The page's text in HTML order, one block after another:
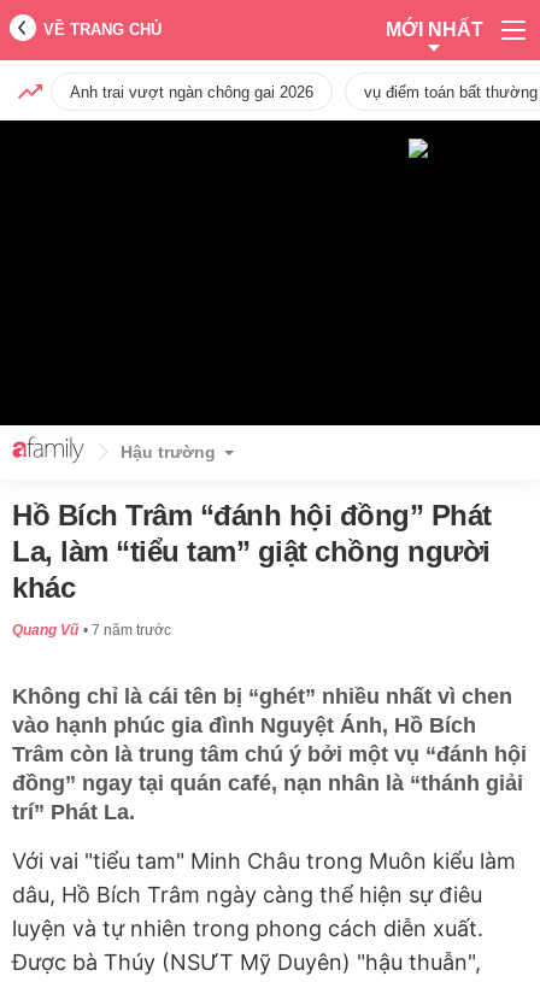
VỀ TRANG CHỦ MỚI NHẤT
Anh trai vượt ngàn chông gai 2026 vụ điểm toán bất
Hậu trường
Hồ Bích Trâm “đánh hội đồng” Phát
La, làm “tiểu tam” giật chồng người
khác
Quang Vũ 7 năm trước
Không chỉ là cái tên bị “ghét” nhiều nhất vì chen
vào hạnh phúc gia đình Nguyệt Ánh, Hồ Bích
Trâm còn là trung tâm chú ý bởi một vụ “đánh hội
đồng” ngay tại quán café, nạn nhân là “thánh giải
trí” Phát La.
Với vai "tiểu tam" Minh Châu trong Muôn kiểu làm
dâu, Hồ Bích Trâm ngày càng thể hiện sự điêu
luyện và tự nhiên trong phong cách diễn xuất.
Được bà Thúy (NSƯT Mỹ Duyên) "hậu thuẫn",